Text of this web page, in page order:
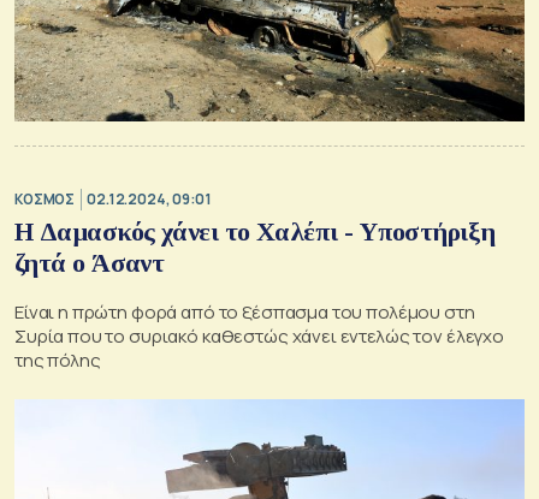
ΚΟΣΜΟΣ 02.12.2024, 09:01
Η Δαμασκός χάνει το Χαλέπι - Υποστήριξη
ζητά ο Άσαντ
Είναι η πρώτη φορά από το ξέσπασμα του πολέμου στη
Συρία που το συριακό καθεστώς χάνει εντελώς τον έλεγχο
της πόλης